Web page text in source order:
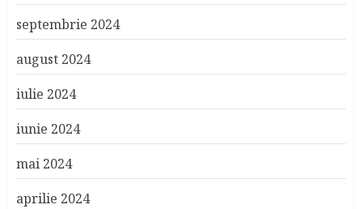
septembrie 2024
august 2024
iulie 2024
iunie 2024
mai 2024
aprilie 2024